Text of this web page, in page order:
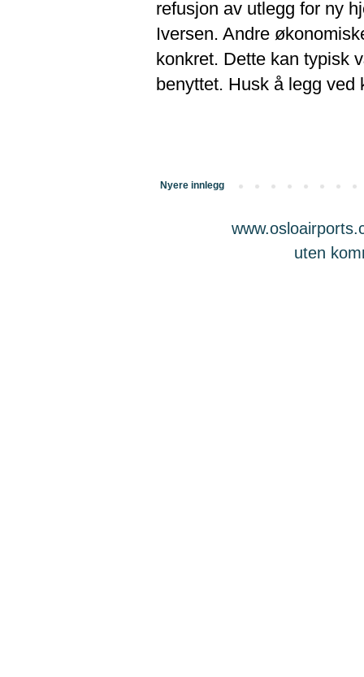
refusjon av utlegg for ny
Iversen. Andre
konkret. Dette kan typisk
benyttet. Husk å legg ved
Nyere innlegg
uten